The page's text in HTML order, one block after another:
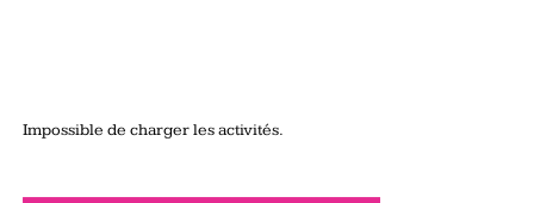
Impossible de charger les activités.